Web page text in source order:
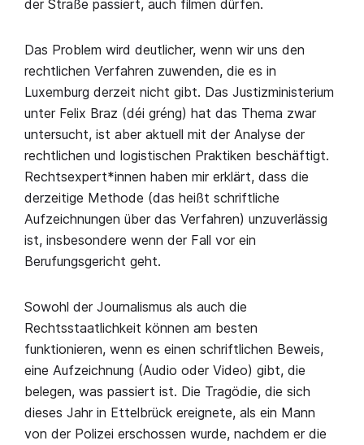
der Straße passiert, auch filmen dürfen.
Das Problem wird deutlicher, wenn wir uns den
rechtlichen Verfahren zuwenden, die es in
Luxemburg derzeit nicht gibt. Das Justizministerium
unter Felix Braz (déi gréng) hat das Thema zwar
untersucht, ist aber aktuell mit der Analyse der
rechtlichen und logistischen Praktiken beschäftigt.
Rechtsexpert*innen haben mir erklärt, dass die
derzeitige Methode (das heißt schriftliche
Aufzeichnungen über das Verfahren) unzuverlässig
ist, insbesondere wenn der Fall vor ein
Berufungsgericht geht.
Sowohl der Journalismus als auch die
Rechtsstaatlichkeit können am besten
funktionieren, wenn es einen schriftlichen Beweis,
eine Aufzeichnung (Audio oder Video) gibt, die
belegen, was passiert ist. Die Tragödie, die sich
dieses Jahr in Ettelbrück ereignete, als ein Mann
von der Polizei erschossen wurde, nachdem er die